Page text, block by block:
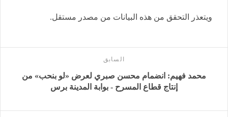
ويتعذر التحقق من هذه البيانات من مصدر مستقل.
السابق
محمد فهيم: انضمام محسن صبري لعرض «لو بنحب» من
إنتاج قطاع المسرح - بوابة المدينة برس